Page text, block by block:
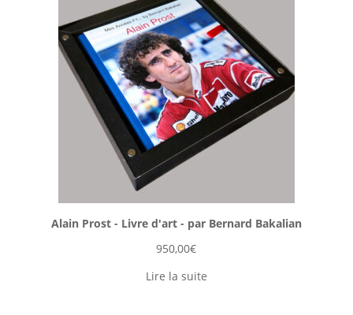
Alain Prost - Livre d'art - par Bernard Bakalian
950,00€
Lire la suite